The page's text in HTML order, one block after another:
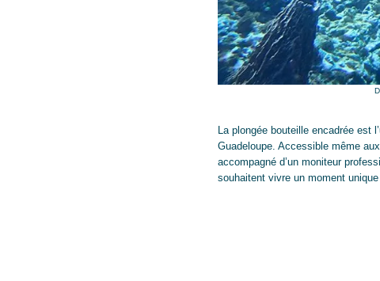
La plongée bouteille encadrée est
Guadeloupe. Accessible même
accompagné d’un moniteur
souhaitent vivre un moment